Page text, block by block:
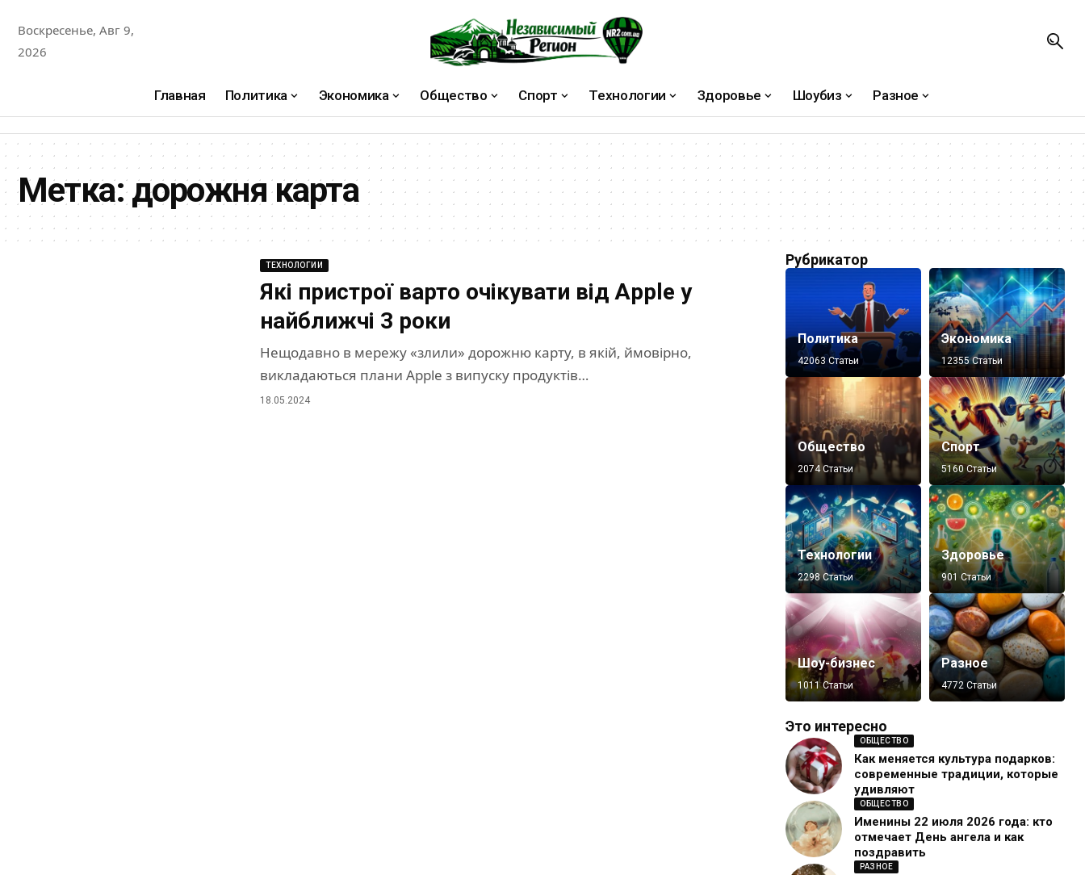
Воскресенье, Авг 9,
2026
Главная Политика Экономика Общество Спорт Технологии Здоровье Шоубиз Разное
Метка:дорожня карта
ТЕХНОЛОГИИ
Які пристрої варто очікувати від Apple у
найближчі 3 роки
Нещодавно в мережу «злили» дорожню карту, в якій, ймовірно,
викладаються плани Apple з випуску продуктів…
18.05.2024
Рубрикатор
Политика
42063 Статьи
Экономика
12355 Статьи
Общество
2074 Статьи
Спорт
5160 Статьи
Технологии
2298 Статьи
Здоровье
901 Статьи
Шоу-бизнес
1011 Статьи
Разное
4772 Статьи
Это интересно
ОБЩЕСТВО
Как меняется культура подарков:
современные традиции, которые
удивляют
ОБЩЕСТВО
Именины 22 июля 2026 года: кто
отмечает День ангела и как
поздравить
РАЗНОЕ